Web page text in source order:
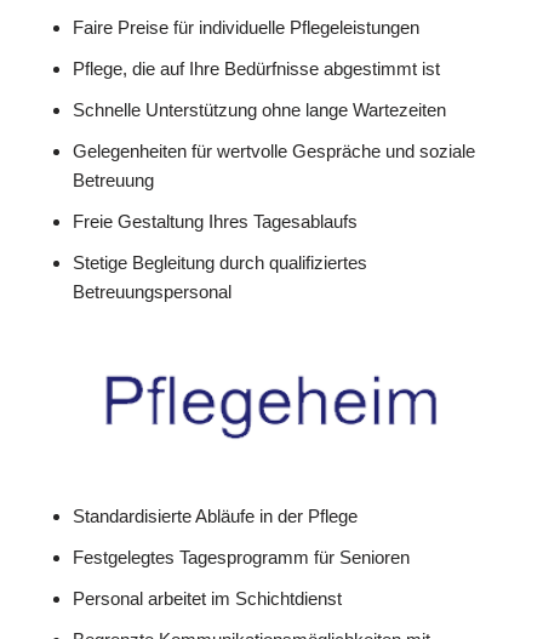
Faire Preise für individuelle Pflegeleistungen
Pflege, die auf Ihre Bedürfnisse abgestimmt ist
Schnelle Unterstützung ohne lange Wartezeiten
Gelegenheiten für wertvolle Gespräche und soziale
Betreuung
Freie Gestaltung Ihres Tagesablaufs
Stetige Begleitung durch qualifiziertes
Betreuungspersonal
Standardisierte Abläufe in der Pflege
Festgelegtes Tagesprogramm für Senioren
Personal arbeitet im Schichtdienst